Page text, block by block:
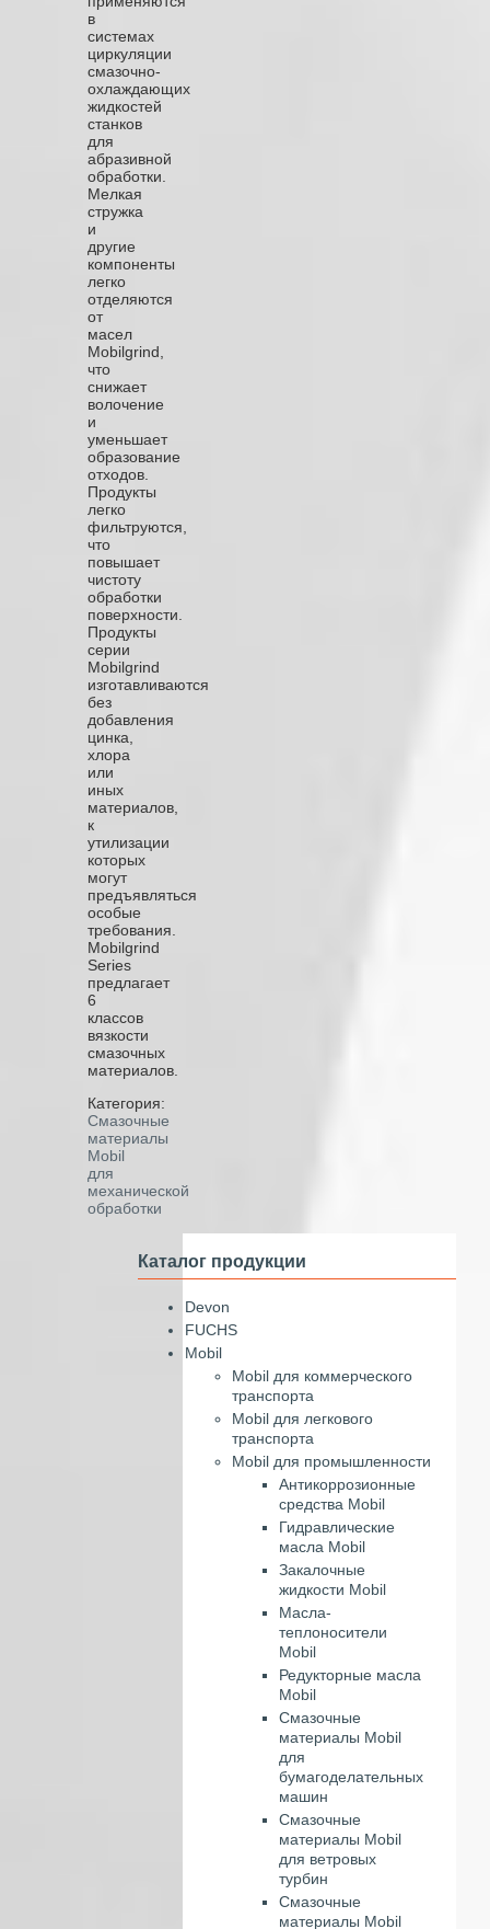
в
системах
циркуляции
смазочно-
охлаждающих
жидкостей
станков
для
абразивной
обработки.
Мелкая
стружка
и
другие
компоненты
легко
отделяются
от
масел
Mobilgrind,
что
снижает
волочение
и
уменьшает
образование
отходов.
Продукты
легко
фильтруются,
что
повышает
чистоту
обработки
поверхности.
Продукты
серии
Mobilgrind
изготавливаются
без
добавления
цинка,
хлора
или
иных
материалов,
к
утилизации
которых
могут
предъявляться
особые
требования.
Mobilgrind
Series
предлагает
6
классов
вязкости
смазочных
материалов.
Категория:
Смазочные
материалы
Mobil
для
механической
обработки
Каталог продукции
Devon
FUCHS
Mobil
Mobil для коммерческого
транспорта
Mobil для легкового
транспорта
Mobil для промышленности
Антикоррозионные
средства Mobil
Гидравлические
масла Mobil
Закалочные
жидкости Mobil
Масла-
теплоносители
Mobil
Редукторные масла
Mobil
Смазочные
материалы Mobil
для
бумагоделательных
машин
Смазочные
материалы Mobil
для ветровых
турбин
Смазочные
материалы Mobil